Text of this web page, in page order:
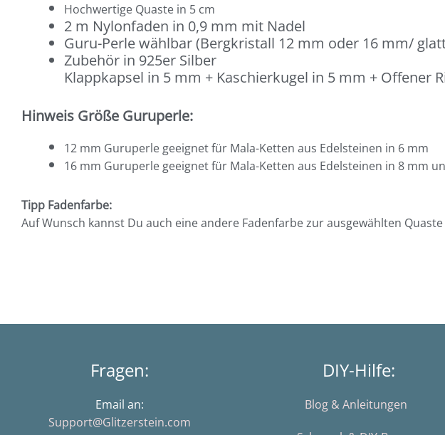
Hochwertige Quaste in 5 cm
2 m Nylonfaden in 0,9 mm mit Nadel
Guru-Perle wählbar (Bergkristall 12 mm oder 16 mm/
Zubehör in 925er Silber
Klappkapsel in 5 mm + Kaschierkugel in 5 mm + Offener
Hinweis Größe Guruperle:
12 mm Guruperle geeignet für Mala-Ketten aus Edelsteinen in 6 mm
16 mm Guruperle geeignet für Mala-Ketten aus Edelsteinen in 8 mm
Tipp Fadenfarbe:
Auf Wunsch kannst Du auch eine andere Fadenfarbe zur ausgewählten
Fragen:
Email an:
Support@Glitzerstein.com
DIY-Hilfe:
Blog & Anleitungen